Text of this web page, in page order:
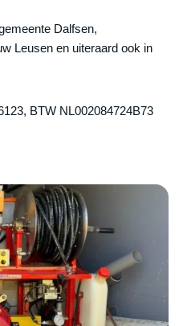
Dalfsen,
Leusen en uiteraard ook in
BTW NL002084724B73